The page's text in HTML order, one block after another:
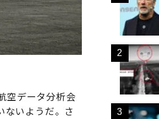
空データ分析会
ないようだ。さ